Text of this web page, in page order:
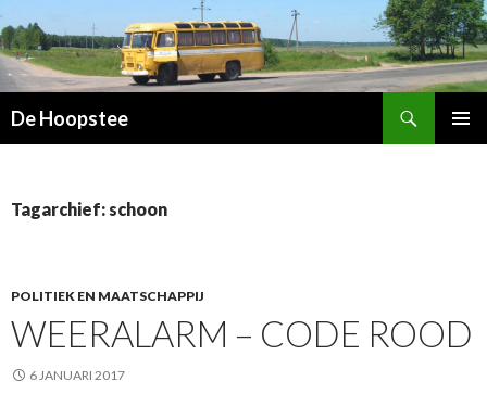
De Hoopstee
Tagarchief: schoon
POLITIEK EN MAATSCHAPPIJ
WEERALARM – CODE ROOD
6 JANUARI 2017